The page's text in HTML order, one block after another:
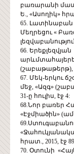
բառարանի
Ե., «Ասողիկ»
65. Լատինաբան
Մեղրեցու «
66.
(շաբաթաթերթ),
67. Մեկ-երկու
մեջ, «Ազգ»
31-ը հուլիս, էջ 4:
68.Նոր բառեր
«Էջմիածին»
հրատ., 2015, էջ
70. Օտունի